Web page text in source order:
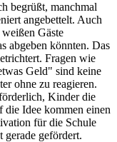
begrüßt, manchmal
angebettelt. Auch
Gäste
abgeben könnten. Das
Fragen wie
Geld" sind keine
ohne zu reagieren.
Kinder die
die Idee kommen einen
für die Schule
gefördert.